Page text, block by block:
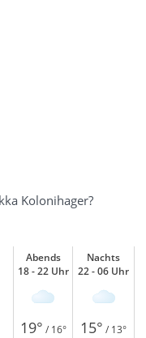
Kolonihager?
Abends
18 - 22 Uhr
Nachts
22 - 06 Uhr
19° / 16° 15° / 13°